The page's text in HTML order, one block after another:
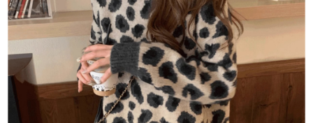
５．嚴禁一人註冊多個帳號或使用他人資訊註冊。若發現惡意使用之情形，
恩沛科技股份有限公司將有權停止該用戶之使用額度並採取法律行動。